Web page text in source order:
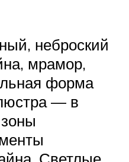
неброский
мрамор,
форма
— в